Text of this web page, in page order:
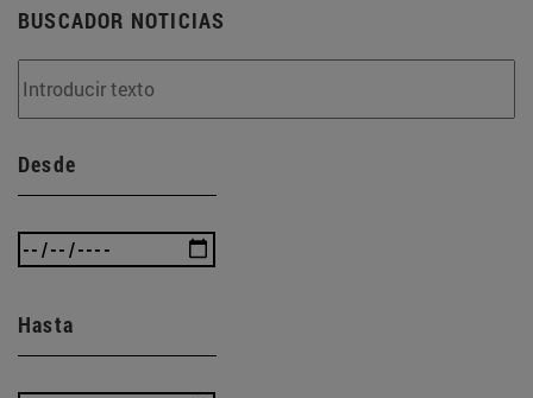
BUSCADOR NOTICIAS
Desde
Hasta